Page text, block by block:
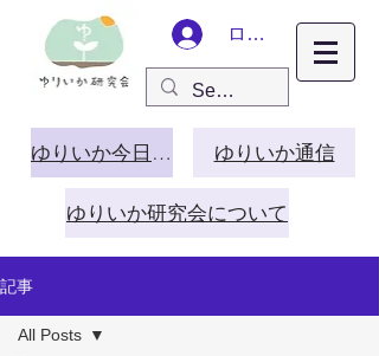
ログイン
ゆりいか今日この頃 ゆりいか通信
ゆりいか研究会について
記事
All Posts